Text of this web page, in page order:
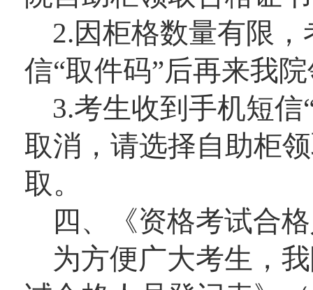
2.因柜格数量有限
信“取件码”后再来我
3.考生收到手机短
取消，请选择自助柜
取。
四、《资格考试合
为方便广大考生，